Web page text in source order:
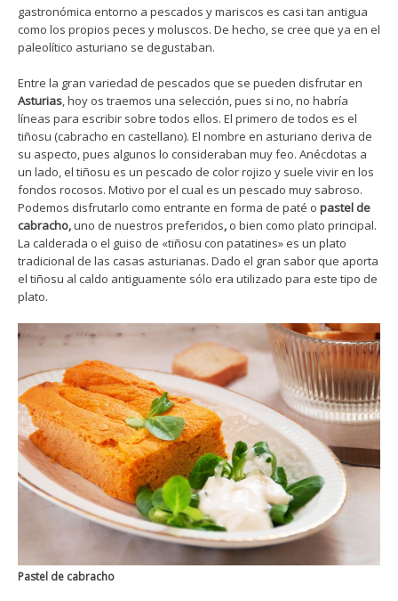
gastronómica entorno a pescados y mariscos es casi tan antigua
como los propios peces y moluscos. De hecho, se cree que ya en el
paleolítico asturiano se degustaban.
Entre la gran variedad de pescados que se pueden disfrutar en
Asturias, hoy os traemos una selección, pues si no, no habría
líneas para escribir sobre todos ellos. El primero de todos es el
tiñosu (cabracho en castellano). El nombre en asturiano deriva de
su aspecto, pues algunos lo consideraban muy feo. Anécdotas a
un lado, el tiñosu es un pescado de color rojizo y suele vivir en los
fondos rocosos. Motivo por el cual es un pescado muy sabroso.
Podemos disfrutarlo como entrante en forma de paté o pastel de
cabracho,uno de nuestros preferidos, o bien como plato principal.
La calderada o el guiso de «tiñosu con patatines» es un plato
tradicional de las casas asturianas. Dado el gran sabor que aporta
el tiñosu al caldo antiguamente sólo era utilizado para este tipo de
plato.
Pastel de cabracho